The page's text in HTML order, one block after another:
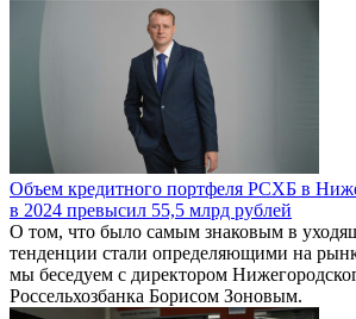
Объем кредитного портфеля РСХБ в
в 2024 превысил 55,5 млрд рублей
О том, что было самым знаковым в
тенденции стали определяющими на
мы беседуем с директором
Россельхозбанка Борисом Зоновым.